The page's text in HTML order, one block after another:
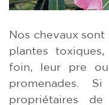
Nos chevaux
plantes
foin, leur pre
promenades.
propriétaires